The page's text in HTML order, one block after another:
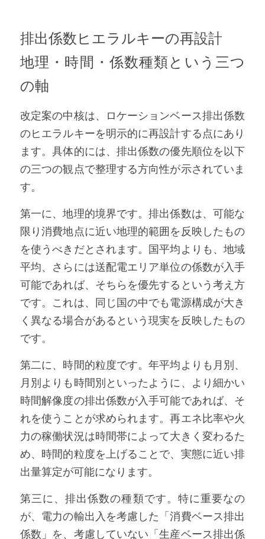
排出係数ヒエラルキーの再設計
地理・時間・係数種類という三つ
の軸
改定案の中核は、ロケーションベース排出係数
のヒエラルキーを明示的に再設計する点にあり
ます。具体的には、排出係数の優先順位を以下
の三つの観点で整理する方向性が示されていま
す。
第一に、地理的境界です。排出係数は、可能な
限り消費地点に近い地理的範囲を反映したもの
を使うべきだとされます。国平均よりも、地域
平均、さらには送配電エリア単位の係数が入手
可能であれば、そちらを優先するという考え方
です。これは、同じ国の中でも電源構成が大き
く異なる場合があるという現実を反映したもの
です。
第二に、時間的粒度です。年平均よりも月別、
月別よりも時間別といったように、より細かい
時間解像度の排出係数が入手可能であれば、そ
れを使うことが求められます。再エネ比率や火
力の稼働状況は時間帯によって大きく変わるた
め、時間的粒度を上げることで、実態に近い排
出量算定が可能になります。
第三に、排出係数の種類です。特に重要なの
が、電力の輸出入を考慮した「消費ベース排出
係数」を、考慮していない「生産ベース排出係